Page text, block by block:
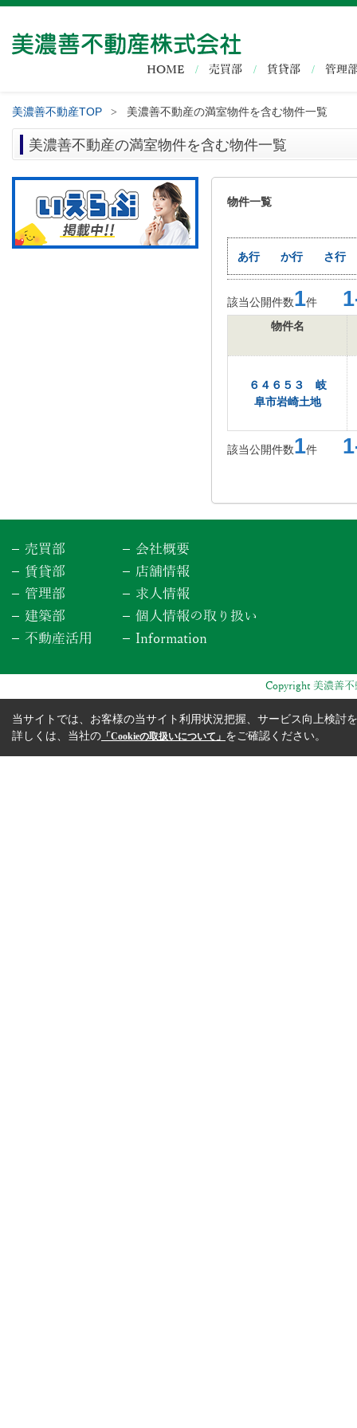
HOME 売買部 賃貸部 管理
美濃善不動産TOP > 美濃善不動産の満室物件を含む物件一覧
美濃善不動産の満室物件を含む物件一覧
物件一覧
あ行 か行 さ行
該当公開件数1件
物件名
６４６５３ 岐
阜市岩崎土地
該当公開件数1件
売買部
賃貸部
管理部
建築部
不動産活用
会社概要
店舗情報
求人情報
個人情報の取り扱い
Information
Copyright 美濃善
当サイトでは、お客様の当サイト利用状況把握、サービス向上検討
詳しくは、当社の 「Cookieの取扱いについて」 をご確認ください。